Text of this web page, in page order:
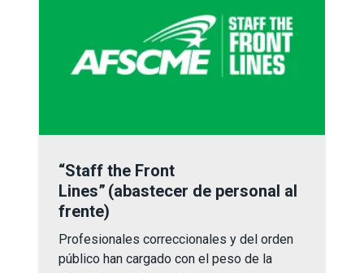
“Staff the Front
Lines” (abastecer de personal al
frente)
Profesionales correccionales y del orden
público han cargado con el peso de la